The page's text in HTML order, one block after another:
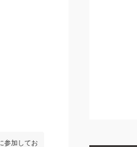
参加してお